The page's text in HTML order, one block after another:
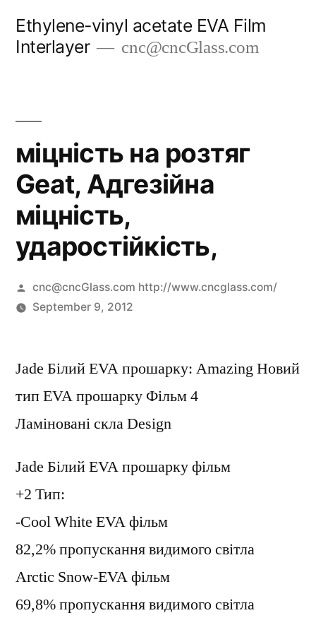
Ethylene-vinyl acetate EVA Film
Interlayer
cnc@cncGlass.com
міцність на розтяг
Geat, Адгезійна
міцність,
ударостійкість,
Posted
by
cnc@cncGlass.com http://www.cncglass.com/
September 9, 2012
Jade Білий EVA прошарку: Amazing Новий
тип EVA прошарку Фільм 4
Ламіновані скла Design
Jade Білий EVA прошарку фільм
+2 Тип:
-Cool White EVA фільм
82,2% пропускання видимого світла
Arctic Snow-EVA фільм
69,8% пропускання видимого світла